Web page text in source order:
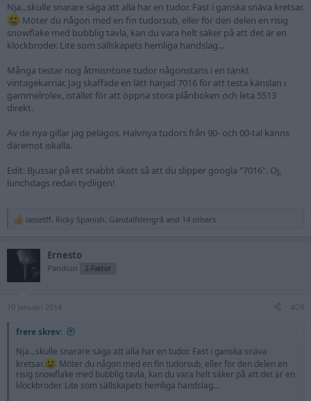
Nja...skulle snarare säga att alla har en tudor. Fast i ganska snäva kretsar.
Möter du någon med en fin tudorsub, eller för den delen en risig
snowflake med bubblig tavla, kan du vara helt säker på att det är en
klockbroder. Lite som sällskapets hemliga handslag...
Många testar nog åtmisntone tudor någonstans i en tänkt
vintagekarriär. Jag skaffade en lätt härjad 7016 för att testa känslan i
gammelrolex, istället för att öppna stora plånboken och leta 5513
direkt.
Av de nya gillar jag pelagos. Halvnya tudors från 90- och 00-tal känns
däremot iskalla.
Edit: Bjussar på ett snabbt skott så att du slipper googla "7016". Oj,
lunchdags redan tydligen!
R
o
s
lassetff, Ricky Spanish, Gandalfdengrå and 14 others
Ernesto
Pandion 2-Faktor
10 Januari 2014 #29
frere skrev:
Nja...skulle snarare säga att alla har en tudor. Fast i ganska snäva
kretsar.
Möter du någon med en fin tudorsub, eller för den delen en
risig snowflake med bubblig tavla, kan du vara helt säker på att det är en
klockbroder. Lite som sällskapets hemliga handslag...